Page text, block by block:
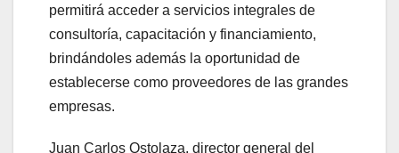
permitirá acceder a servicios integrales de
consultoría, capacitación y financiamiento,
brindándoles además la oportunidad de
establecerse como proveedores de las grandes
empresas.
Juan Carlos Ostolaza, director general del